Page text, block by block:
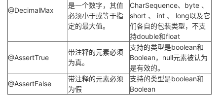
@DecimalMax
是一个数字，其值
必须小于或等于指
定的最大值。
CharSequence、byte 、
short 、 int 、 long以及它
们各自的包装类型，不支
持double和float
@AssertTrue
带注释的元素必须
为真。
支持的类型是boolean和
Boolean，null元素被认为
是有效的。
@AssertFalse
带注释的元素必须
为假
支持的类型是boolean和
Boolean